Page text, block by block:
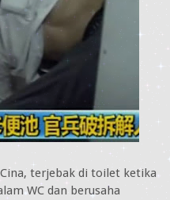
terjebak di toilet ketika
WC dan berusaha